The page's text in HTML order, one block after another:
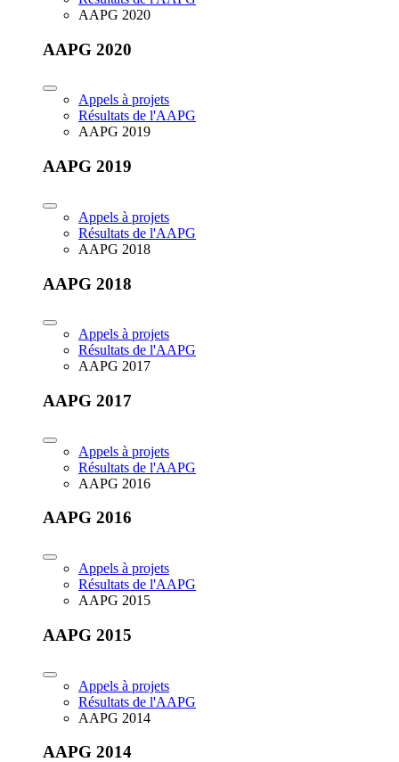
AAPG 2020
AAPG 2020
Appels à projets
Résultats de l'AAPG
AAPG 2019
AAPG 2019
Appels à projets
Résultats de l'AAPG
AAPG 2018
AAPG 2018
Appels à projets
Résultats de l'AAPG
AAPG 2017
AAPG 2017
Appels à projets
Résultats de l'AAPG
AAPG 2016
AAPG 2016
Appels à projets
Résultats de l'AAPG
AAPG 2015
AAPG 2015
Appels à projets
Résultats de l'AAPG
AAPG 2014
AAPG 2014